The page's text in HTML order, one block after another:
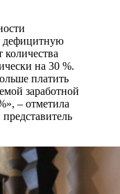
дефицитную
количества
на 30 %.
платить
заработной
– отметила